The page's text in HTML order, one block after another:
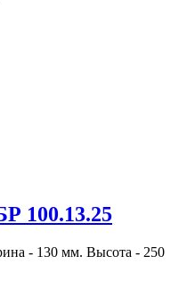
100.13.25
- 130 мм. Высота - 250